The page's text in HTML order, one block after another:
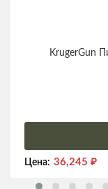
KrugerGun
Цена: 36,245 ₽